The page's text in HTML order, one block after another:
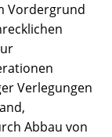
Vordergrund
Verlegungen
Abbau von